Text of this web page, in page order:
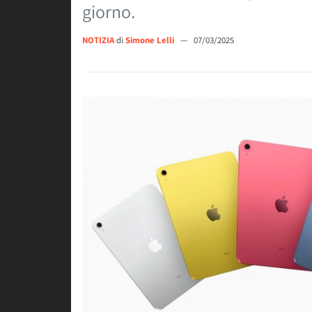
giorno.
NOTIZIAdi Simone Lelli — 07/03/2025